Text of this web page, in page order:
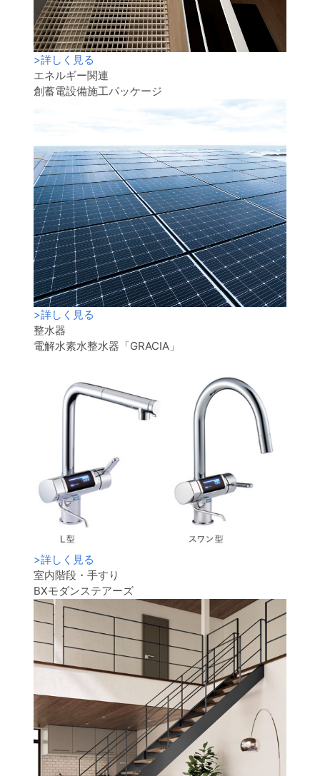
>詳しく見る
エネルギー関連
創蓄電設備施工パッケージ
>詳しく見る
整水器
電解水素水整水器「GRACIA」
>詳しく見る
室内階段・手すり
BXモダンステアーズ